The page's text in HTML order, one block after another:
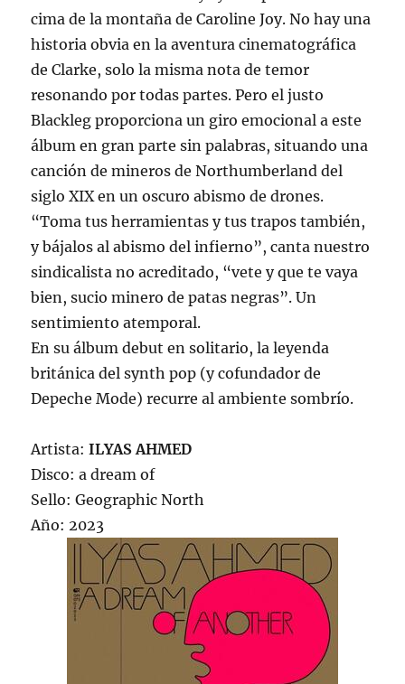
cima de la montaña de Caroline Joy. No hay una
historia obvia en la aventura cinematográfica
de Clarke, solo la misma nota de temor
resonando por todas partes. Pero el justo
Blackleg proporciona un giro emocional a este
álbum en gran parte sin palabras, situando una
canción de mineros de Northumberland del
siglo XIX en un oscuro abismo de drones.
“Toma tus herramientas y tus trapos también,
y bájalos al abismo del infierno”, canta nuestro
sindicalista no acreditado, “vete y que te vaya
bien, sucio minero de patas negras”. Un
sentimiento atemporal.
En su álbum debut en solitario, la leyenda
británica del synth pop (y cofundador de
Depeche Mode) recurre al ambiente sombrío.
Artista:ILYAS AHMED
Disco: a dream of
Sello: Geographic North
Año: 2023